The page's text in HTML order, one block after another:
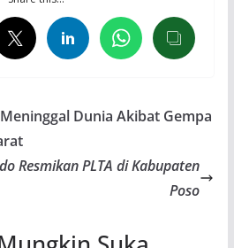
Dunia Akibat Gempa
Resmikan PLTA di Kabupaten
Poso